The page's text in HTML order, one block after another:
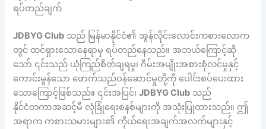
ရပ်တည်ချက်
JDBYG Club သည် မြန်မာနိုင်ငံ၏ အွန်လိုင်းလောင်းကစားလောက
တွင် ထင်ရှားသောနေရာမှ ရပ်တည်နေသည်။ အဘယ်ကြောင့်ဆို
သော် ၎င်းသည် ယုံကြည်စိတ်ချရမှု၊ ဂိမ်းအမျိုးအစားစုံလင်မှုနှင့်
ကောင်းမွန်သော ဖောက်သည်ဝန်ဆောင်မှုတို့ကို ပေါင်းစပ်ပေးထား
သောကြောင့်ဖြစ်သည်။ ၎င်းအပြင်၊JDBYG Club သည်
နိုင်ငံတကာအဆင့်မီ လုံခြုံရေးစနစ်များကို အသုံးပြုထားသည်။ ဤ
အရာက ကစားသမားများ၏ ကိုယ်ရေးအချက်အလက်များနှင့်